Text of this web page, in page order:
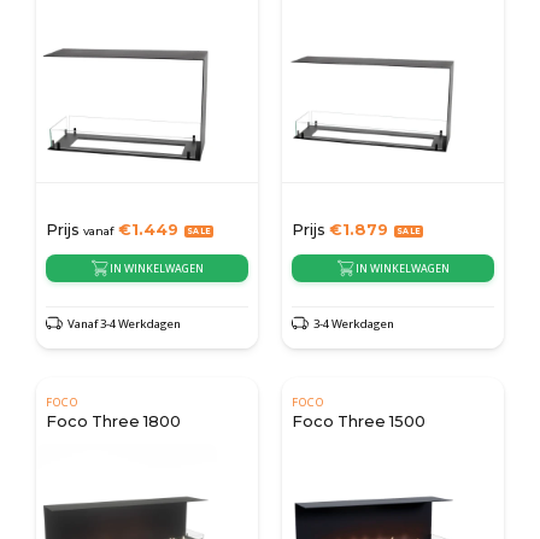
Prijs vanaf€1.449
IN WINKELWAGEN
Vanaf 3-4 Werkdagen
Prijs €1.879
IN WINKELWAGEN
3-4 Werkdagen
FOCO
Foco Three 1800
FOCO
Foco Three 1500